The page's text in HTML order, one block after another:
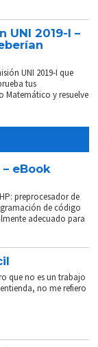
UNI 2019-I –
UNI 2019-I que
tus
Matemático y resuelve
eBook
preprocesador de
de código
adecuado para
que no es un trabajo
no me refiero